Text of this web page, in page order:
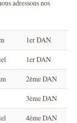
adressons nos
1er DAN
1er DAN
2ème DAN
3ème DAN
4ème DAN